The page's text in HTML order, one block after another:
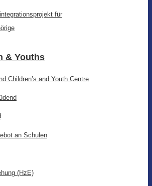
für
& Youths
Children’s and Youth Centre
an Schulen
(HzE)